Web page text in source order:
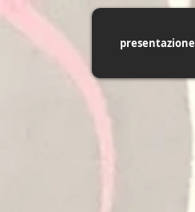
presentazione